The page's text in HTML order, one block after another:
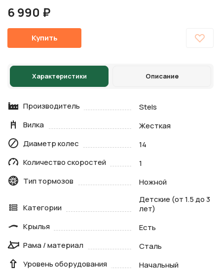
6 990 ₽
Купить
Характеристики Описание
Производитель
Stels
Вилка
Жесткая
Диаметр колес
14
Количество скоростей
1
Тип тормозов
Ножной
Категории
Детские (от 1.5 до 3
лет)
Крылья
Есть
Рама / материал
Сталь
Уровень оборудования
Начальный